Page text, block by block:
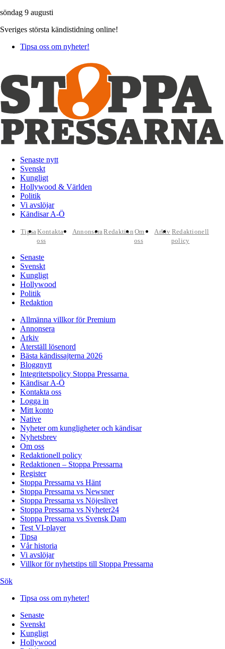
söndag 9 augusti
Sveriges största kändistidning online!
Tipsa oss om nyheter!
Senaste nytt
Svenskt
Kungligt
Hollywood & Världen
Politik
Vi avslöjar
Kändisar A-Ö
TipsaKontakta
oss
AnnonseraRedaktion Om
oss
Arkiv Redaktionell
policy
Senaste
Svenskt
Kungligt
Hollywood
Politik
Redaktion
Allmänna villkor för Premium
Annonsera
Arkiv
Återställ lösenord
Bästa kändissajterna 2026
Bloggnytt
Integritetspolicy Stoppa Pressarna
Kändisar A-Ö
Kontakta oss
Logga in
Mitt konto
Native
Nyheter om kungligheter och kändisar
Nyhetsbrev
Om oss
Redaktionell policy
Redaktionen – Stoppa Pressarna
Register
Stoppa Pressarna vs Hänt
Stoppa Pressarna vs Newsner
Stoppa Pressarna vs Nöjeslivet
Stoppa Pressarna vs Nyheter24
Stoppa Pressarna vs Svensk Dam
Test VI-player
Tipsa
Vår historia
Vi avslöjar
Villkor för nyhetstips till Stoppa Pressarna
Sök
Tipsa oss om nyheter!
Senaste
Svenskt
Kungligt
Hollywood